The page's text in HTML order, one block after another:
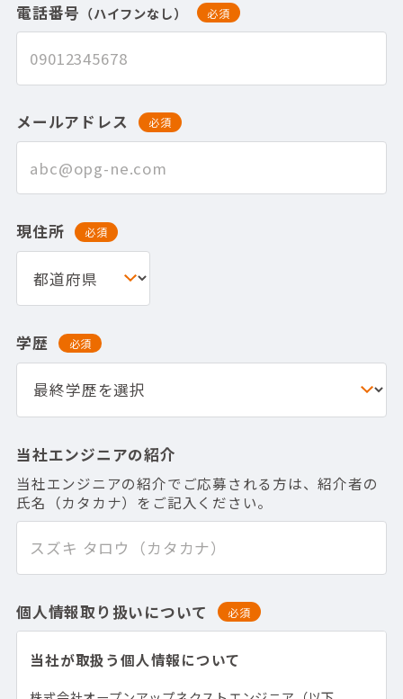
電話番号 （ハイフンなし） 必須
メールアドレス 必須
現住所 必須
学歴 必須
当社エンジニアの紹介
当社エンジニアの紹介でご応募される方は、紹介者の
氏名（カタカナ）をご記入ください。
個人情報取り扱いについて 必須
当社が取扱う個人情報について